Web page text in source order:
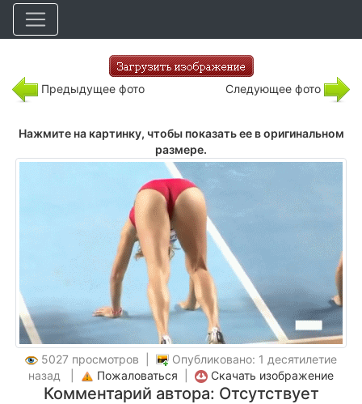
Предыдущее фото Следующее фото
Нажмите на картинку, чтобы показать ее в оригинальном
размере.
5027 просмотров |
Опубликовано: 1 десятилетие
назад |
Пожаловаться Скачать изображение
Комментарий автора: Отсутствует